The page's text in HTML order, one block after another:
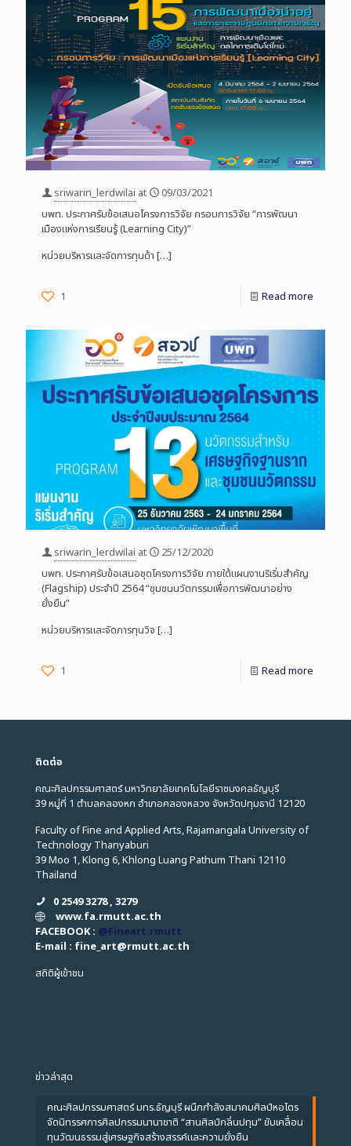
sriwarin_lerdwilai at
09/03/2021
บพท. ประกาศรับข้อเสนอโครงการวิจัย กรอบการวิจัย “การพัฒนา
เมืองแห่งการเรียนรู้ (Learning City)”
หน่วยบริหารและจัดการทุนด้า […]
1 Read more
sriwarin_lerdwilai at
25/12/2020
บพท. ประกาศรับข้อเสนอชุดโครงการวิจัย ภายใต้แผนงานริเริ่มสำคัญ
(Flagship) ประจำปี 2564 “ชุมชนนวัตกรรมเพื่อการพัฒนาอย่าง
ยั่งยืน”
หน่วยบริหารและจัดการทุนวิจ […]
1 Read more
ติดต่อ
คณะศิลปกรรมศาสตร์ มหาวิทยาลัยเทคโนโลยีราชมงคลธัญบุรี
39 หมู่ที่ 1 ตำบลคลองหก อำเภอคลองหลวง จังหวัดปทุมธานี 12120
Faculty of Fine and Applied Arts, Rajamangala University of
Technology Thanyaburi
39 Moo 1, Klong 6, Khlong Luang Pathum Thani 12110
Thailand
0 2549 3278 , 3279
www.fa.rmutt.ac.th
FACEBOOK : @Fineart.rmutt
E-mail : fine_art@rmutt.ac.th
สถิติผู้เข้าชม
ข่าวล่าสุด
คณะศิลปกรรมศาสตร์ มทร.ธัญบุรี ผนึกกำลังสมาคมศิลป์หอไตร
จัดนิทรรศการศิลปกรรมนานาชาติ “สานศิลป์กลิ่นปทุม” ขับเคลื่อน
ทุนวัฒนธรรมสู่เศรษฐกิจสร้างสรรค์และความยั่งยืน